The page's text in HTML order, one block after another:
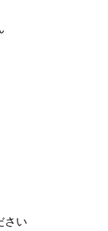
さい